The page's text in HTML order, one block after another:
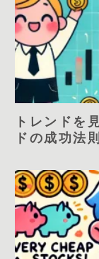
トレンドを
ドの成功法則